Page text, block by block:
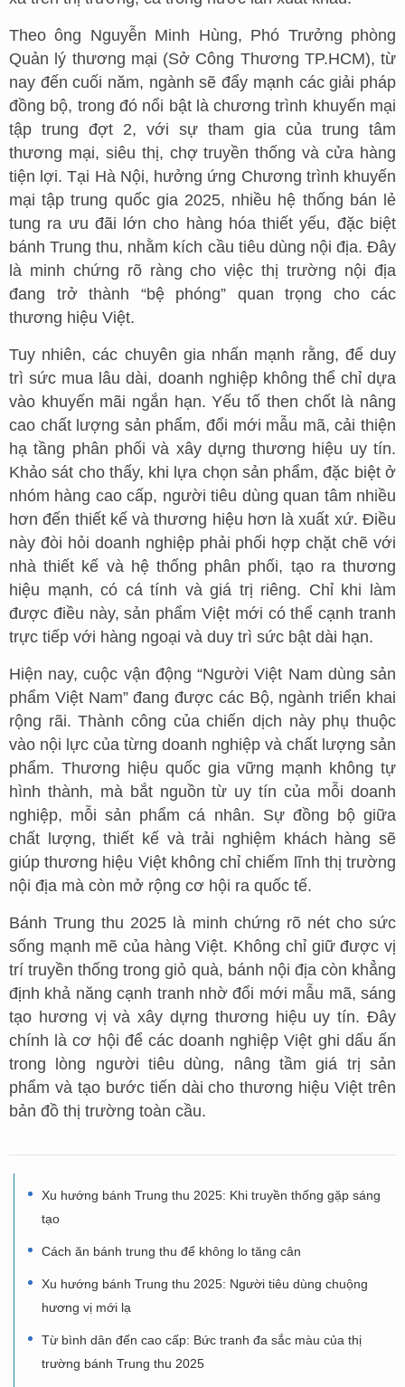
Theo ông Nguyễn Minh Hùng, Phó Trưởng phòng
Quản lý thương mại (Sở Công Thương TP.HCM), từ
nay đến cuối năm, ngành sẽ đẩy mạnh các giải pháp
đồng bộ, trong đó nổi bật là chương trình khuyến mại
tập trung đợt 2, với sự tham gia của trung tâm
thương mại, siêu thị, chợ truyền thống và cửa hàng
tiện lợi. Tại Hà Nội, hưởng ứng Chương trình khuyến
mại tập trung quốc gia 2025, nhiều hệ thống bán lẻ
tung ra ưu đãi lớn cho hàng hóa thiết yếu, đặc biệt
bánh Trung thu, nhằm kích cầu tiêu dùng nội địa. Đây
là minh chứng rõ ràng cho việc thị trường nội địa
đang trở thành “bệ phóng” quan trọng cho các
thương hiệu Việt.
Tuy nhiên, các chuyên gia nhấn mạnh rằng, để duy
trì sức mua lâu dài, doanh nghiệp không thể chỉ dựa
vào khuyến mãi ngắn hạn. Yếu tố then chốt là nâng
cao chất lượng sản phẩm, đổi mới mẫu mã, cải thiện
hạ tầng phân phối và xây dựng thương hiệu uy tín.
Khảo sát cho thấy, khi lựa chọn sản phẩm, đặc biệt ở
nhóm hàng cao cấp, người tiêu dùng quan tâm nhiều
hơn đến thiết kế và thương hiệu hơn là xuất xứ. Điều
này đòi hỏi doanh nghiệp phải phối hợp chặt chẽ với
nhà thiết kế và hệ thống phân phối, tạo ra thương
hiệu mạnh, có cá tính và giá trị riêng. Chỉ khi làm
được điều này, sản phẩm Việt mới có thể cạnh tranh
trực tiếp với hàng ngoại và duy trì sức bật dài hạn.
Hiện nay, cuộc vận động “Người Việt Nam dùng sản
phẩm Việt Nam” đang được các Bộ, ngành triển khai
rộng rãi. Thành công của chiến dịch này phụ thuộc
vào nội lực của từng doanh nghiệp và chất lượng sản
phẩm. Thương hiệu quốc gia vững mạnh không tự
hình thành, mà bắt nguồn từ uy tín của mỗi doanh
nghiệp, mỗi sản phẩm cá nhân. Sự đồng bộ giữa
chất lượng, thiết kế và trải nghiệm khách hàng sẽ
giúp thương hiệu Việt không chỉ chiếm lĩnh thị trường
nội địa mà còn mở rộng cơ hội ra quốc tế.
Bánh Trung thu 2025 là minh chứng rõ nét cho sức
sống mạnh mẽ của hàng Việt. Không chỉ giữ được vị
trí truyền thống trong giỏ quà, bánh nội địa còn khẳng
định khả năng cạnh tranh nhờ đổi mới mẫu mã, sáng
tạo hương vị và xây dựng thương hiệu uy tín. Đây
chính là cơ hội để các doanh nghiệp Việt ghi dấu ấn
trong lòng người tiêu dùng, nâng tầm giá trị sản
phẩm và tạo bước tiến dài cho thương hiệu Việt trên
bản đồ thị trường toàn cầu.
Xu hướng bánh Trung thu 2025: Khi truyền thống gặp sáng
tạo
Cách ăn bánh trung thu để không lo tăng cân
Xu hướng bánh Trung thu 2025: Người tiêu dùng chuộng
hương vị mới lạ
Từ bình dân đến cao cấp: Bức tranh đa sắc màu của thị
trường bánh Trung thu 2025